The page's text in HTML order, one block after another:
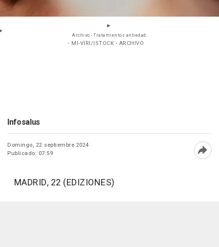
Archivo - Tratamientos antiedad.
- MI-VIRI/ISTOCK - ARCHIVO
Infosalus
Domingo, 22 septiembre 2024
Publicado: 07:59
MADRID, 22 (EDIZIONES)